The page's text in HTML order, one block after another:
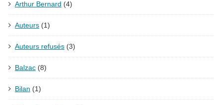
Arthur Bernard (4)
Auteurs (1)
Auteurs refusés (3)
Balzac (8)
Bilan (1)